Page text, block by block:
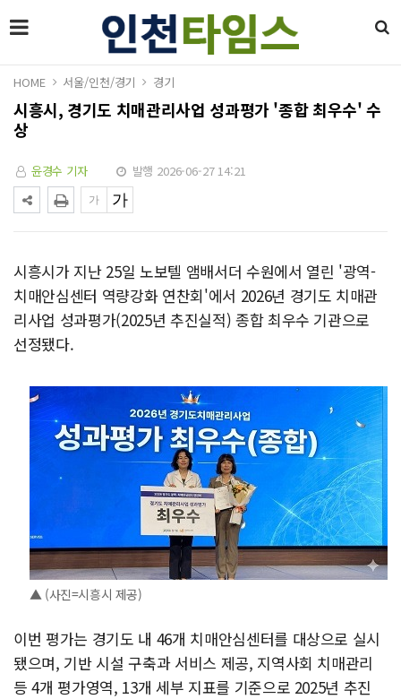
HOME 서울/인천/경기 경기
시흥시, 경기도 치매관리사업 성과평가 '종합 최우수' 수
상
윤경수 기자 발행 2026-06-27 14:21
시흥시가 지난 25일 노보텔 앰배서더 수원에서 열린 '광역-
치매안심센터 역량강화 연찬회'에서 2026년 경기도 치매관
리사업 성과평가(2025년 추진실적) 종합 최우수 기관으로
선정됐다.
▲ (사진=시흥시 제공)
이번 평가는 경기도 내 46개 치매안심센터를 대상으로 실시
됐으며, 기반 시설 구축과 서비스 제공, 지역사회 치매관리
등 4개 평가영역, 13개 세부 지표를 기준으로 2025년 추진